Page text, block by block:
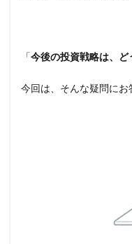
「今後の投資戦略は、ど
今回は、そんな疑問にお